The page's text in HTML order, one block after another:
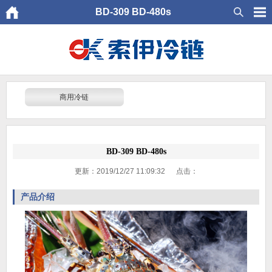
BD-309 BD-480s
商用冷链
BD-309 BD-480s
更新：2019/12/27 11:09:32 点击：
产品介绍